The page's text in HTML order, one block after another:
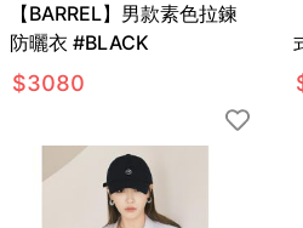
【BARREL】男款素色拉鍊
防曬衣 #BLACK
$3080